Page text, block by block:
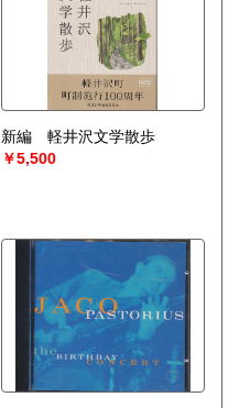
新編 軽井沢文学散歩
￥5,500